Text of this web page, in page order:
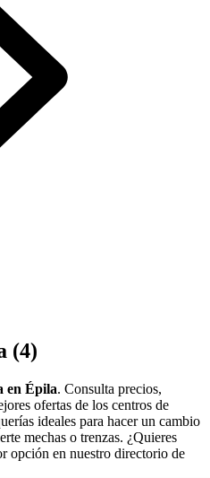
(4)
en Épila. Consulta precios,
ofertas de los centros de
ideales para hacer un cambio
mechas o trenzas. ¿Quieres
opción en nuestro directorio de